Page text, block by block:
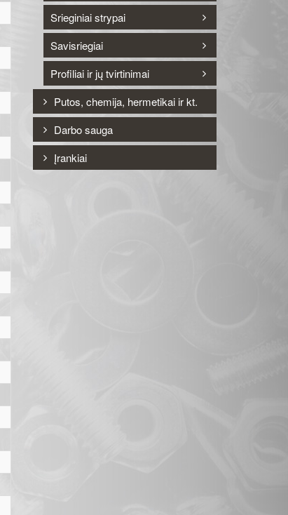
Srieginiai strypai
Savisriegiai
Profiliai ir jų tvirtinimai
Putos, chemija, hermetikai ir kt.
Darbo sauga
Įrankiai